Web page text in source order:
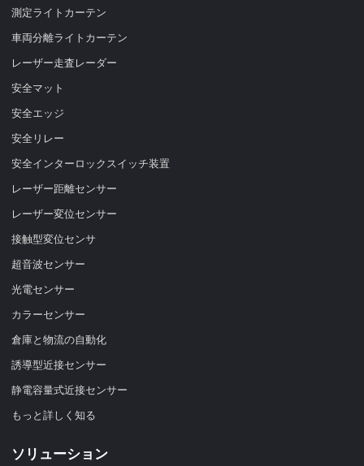
測定ライトカーテン
車両分離ライトカーテン
レーザー走査レーダー
安全マット
安全エッジ
安全リレー
安全インターロックスイッチ装置
レーザー距離センサー
レーザー変位センサー
接触型変位センサ
超音波センサー
光電センサー
カラーセンサー
倉庫と物流の自動化
誘導型近接センサー
静電容量式近接センサー
もっと詳しく知る
ソリューション